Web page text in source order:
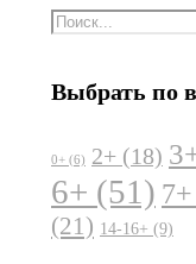
Выбрать по
0+ (6) 2+ (18)
6+ (51) 7+
(21) 14-16+ (9)